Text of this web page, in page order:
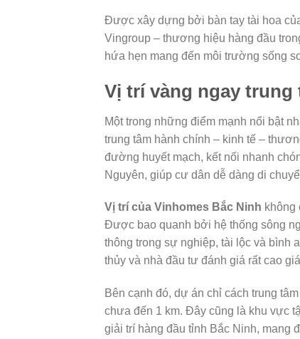
Được xây dựng bởi bàn tay tài hoa
Vingroup – thương hiệu hàng đầu
hứa hẹn mang đến môi trường sống
Vị trí vàng ngay trung
Một trong những điểm mạnh nổi bật
trung tâm hành chính – kinh tế –
đường huyết mạch, kết nối nhanh
Nguyên, giúp cư dân dễ dàng di
Vị trí của Vinhomes Bắc Ninh không
Được bao quanh bởi hệ thống sông
thông trong sự nghiệp, tài lộc và bình
thủy và nhà đầu tư đánh giá rất cao
Bên cạnh đó, dự án chỉ cách trung
chưa đến 1 km. Đây cũng là khu vực
giải trí hàng đầu tỉnh Bắc Ninh, mang